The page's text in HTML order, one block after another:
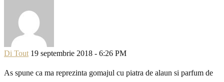
Di Tout 19 septembrie 2018 - 6:26 PM
As spune ca ma reprezinta gomajul cu piatra de alaun si parfum de